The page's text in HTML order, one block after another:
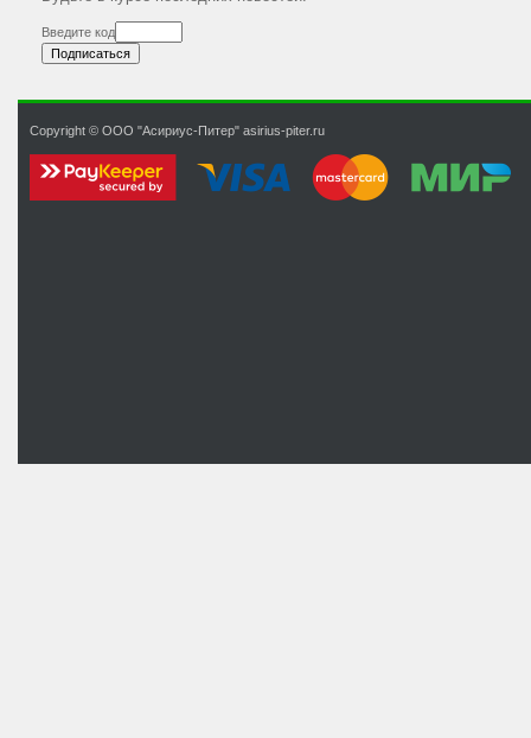
Введите код
Copyright © ООО "Асириус-Питер" asirius-piter.ru